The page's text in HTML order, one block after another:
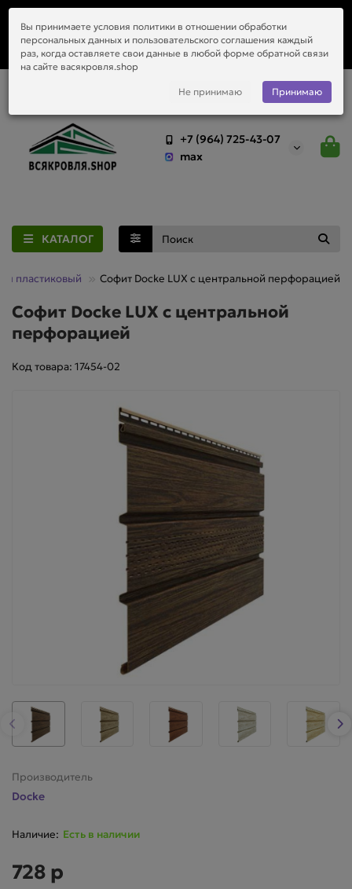
приобретённый у нас материал.
+7 (964) 725-43-07
max
КАТАЛОГ
пластиковый Софит Docke LUX с центральной перфорацией
Софит Docke LUX с центральной
перфорацией
Код товара: 17454-02
Производитель
Docke
Есть в наличии
728 р
Вы принимаете условия политики в отношении обработки
персональных данных и пользовательского соглашения каждый
раз, когда оставляете свои данные в любой форме обратной связи
на сайте васякровля.shop
Не принимаю Принимаю